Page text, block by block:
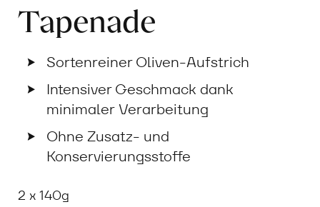
Tapenade
Sortenreiner Oliven-Aufstrich
Intensiver Geschmack dank
minimaler Verarbeitung
Ohne Zusatz- und
Konservierungsstoffe
2 x 140g